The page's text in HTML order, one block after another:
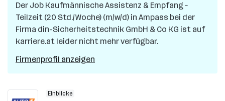
Jobs
in
Tirol
Der Job Kaufmännische Assistenz & Empfang –
Teilzeit (20 Std./Woche) (m/w/d) in Ampass bei der
Firma din-Sicherheitstechnik GmbH & Co KG ist auf
karriere.at leider nicht mehr verfügbar.
Firmenprofil anzeigen
Einblicke